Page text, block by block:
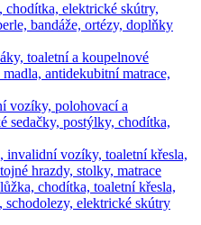
elektrické skútry,
bandáže, ortézy, doplňky
toaletní a koupelnové
antidekubitní matrace,
vozíky, polohovací a
sedačky, postýlky, chodítka,
invalidní vozíky, toaletní křesla,
hrazdy, stolky, matrace
chodítka, toaletní křesla,
schodolezy, elektrické skútry